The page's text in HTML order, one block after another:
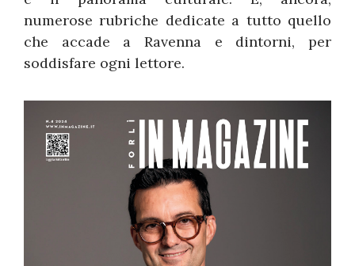
numerose rubriche dedicate a tutto quello
che accade a Ravenna e dintorni, per
soddisfare ogni lettore.